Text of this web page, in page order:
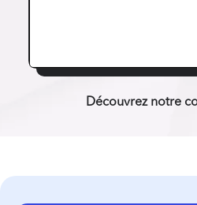
Découvrez notre